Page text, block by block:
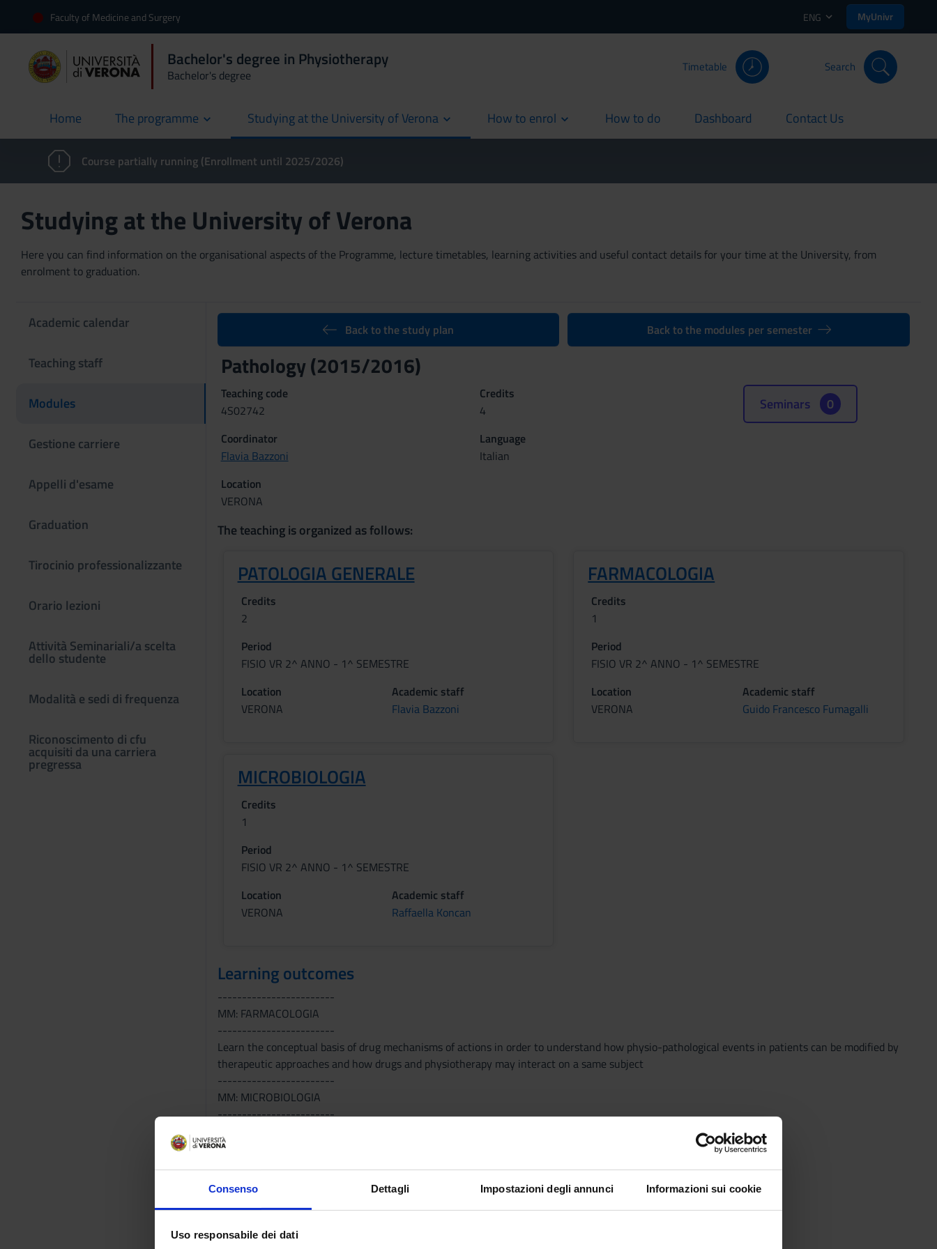
Consenso Dettagli Impostazioni degli annunci Informazioni sui cookie
Uso responsabile dei dati
Faculty of Medicine and Surgery ENG MyUnivr
Bachelor's degree in Physiotherapy
Bachelor's degree
Timetable Search
Home
current The programme Studying at the University of Verona How to enrol How to do
current Dashboard
current Contact Us
current
Course partially running (Enrollment until 2025/2026)
Studying at the University of Verona
Here you can find information on the organisational aspects of the Programme, lecture timetables, learning activities and useful contact details for your time at the University, from
enrolment to graduation.
Academic calendar
Teaching staff
Modules
Gestione carriere
Appelli d'esame
Graduation
Tirocinio professionalizzante
Orario lezioni
Attività Seminariali/a scelta
dello studente
Modalità e sedi di frequenza
Riconoscimento di cfu
acquisiti da una carriera
pregressa
Back to the study plan Back to the modules per semester
Pathology (2015/2016)
Teaching code
4S02742
Credits
4
Coordinator
Flavia Bazzoni
Language
Italian
Location
VERONA
Seminars 0
The teaching is organized as follows:
PATOLOGIA GENERALE
Credits
2
Period
FISIO VR 2^ ANNO - 1^ SEMESTRE
Location
VERONA
Academic staff
Flavia Bazzoni
FARMACOLOGIA
Credits
1
Period
FISIO VR 2^ ANNO - 1^ SEMESTRE
Location
VERONA
Academic staff
Guido Francesco Fumagalli
MICROBIOLOGIA
Credits
1
Period
FISIO VR 2^ ANNO - 1^ SEMESTRE
Location
VERONA
Academic staff
Raffaella Koncan
Learning outcomes
------------------------
MM: FARMACOLOGIA
------------------------
Learn the conceptual basis of drug mechanisms of actions in order to understand how physio-pathological events in patients can be modified by
therapeutic approaches and how drugs and physiotherapy may interact on a same subject
------------------------
MM: MICROBIOLOGIA
------------------------
------------------------
da inserire .................................................
Program